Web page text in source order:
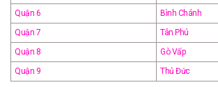
Quận 6
Bình Chánh
Quận 7
Tân Phú
Quận 8
Gò Vấp
Quận 9
Thủ Đức